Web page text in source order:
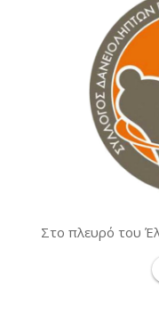
Στο πλευρό του